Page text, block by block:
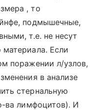
, то
подмышечные,
т.е. не несут
материала. Если
поражении л/узлов,
в анализе
стернальную
ва лимфоцитов). И